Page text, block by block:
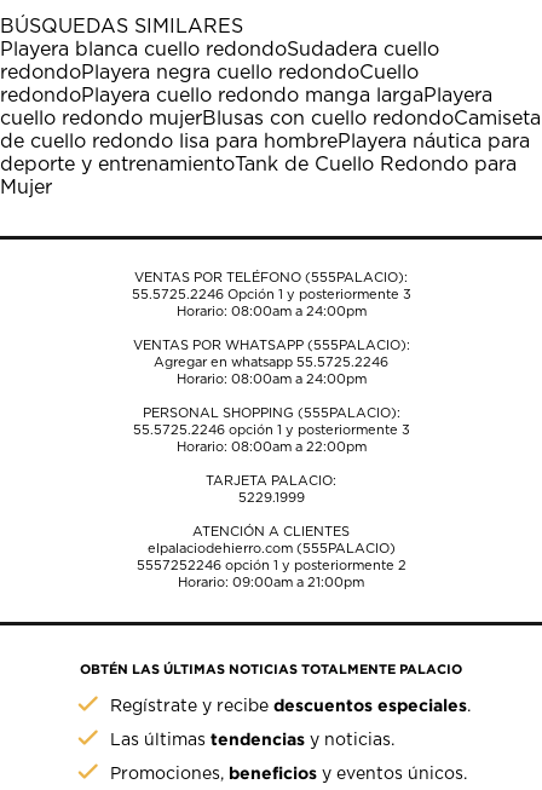
1
estrella
Esta
acción
abrirá
el
formulario
de
envío.
estrellas.
Esta
acción
abrirá
el
formulario
de
estrellas.
Esta
acción
abrirá
el
formulario
de
estrellas.
Esta
acción
abrirá
el
formulario
de
estrellas.
Esta
acción
abrirá
el
formulario
de
BÚSQUEDAS SIMILARES
Playera blanca cuello redondoSudadera cuello
redondoPlayera negra cuello redondoCuello
redondoPlayera cuello redondo manga largaPlayera
cuello redondo mujerBlusas con cuello redondoCamiseta
de cuello redondo lisa para hombrePlayera náutica para
deporte y entrenamientoTank de Cuello Redondo para
Mujer
VENTAS POR TELÉFONO (555PALACIO):
55.5725.2246Opción 1 y posteriormente 3
Horario: 08:00am a 24:00pm
VENTAS POR WHATSAPP (555PALACIO):
Agregar en whatsapp 55.5725.2246
Horario: 08:00am a 24:00pm
PERSONAL SHOPPING (555PALACIO):
55.5725.2246opción 1 y posteriormente 3
Horario: 08:00am a 22:00pm
TARJETA PALACIO:
5229.1999
ATENCIÓN A CLIENTES
elpalaciodehierro.com (555PALACIO)
5557252246opción 1 y posteriormente 2
Horario: 09:00am a 21:00pm
OBTÉN LAS ÚLTIMAS NOTICIAS TOTALMENTE PALACIO
Regístrate y recibedescuentos especiales.
Las últimastendencias y noticias.
Promociones, beneficios y eventos únicos.